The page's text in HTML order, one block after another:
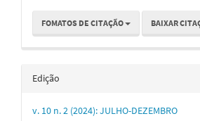
FOMATOS DE CITAÇÃO BAIXAR
Edição
v. 10 n. 2 (2024): JULHO-DEZEMBRO